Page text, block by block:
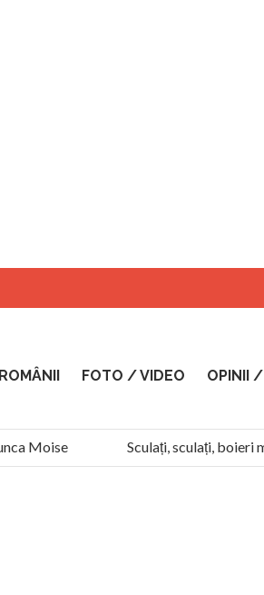
ROMÂNII FOTO / VIDEO OPINII
Moise
Sculați, sculați, boieri
de la Humanitas militează pentru